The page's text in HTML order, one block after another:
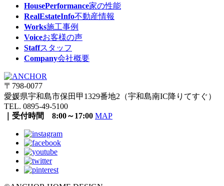
HousePerformance家の性能
RealEstateInfo不動産情報
Works施工事例
Voiceお客様の声
Staffスタッフ
Company会社概要
〒798-0077
愛媛県宇和島市保田甲1329番地2（宇和島南IC降りてすぐ）
TEL. 0895-49-5100
｜受付時間 8:00～17:00 MAP